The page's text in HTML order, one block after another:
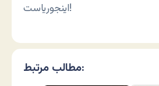
اینجوریاست!
مطالب مرتبط: